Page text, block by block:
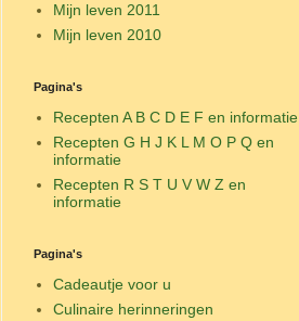
Mijn leven 2011
Mijn leven 2010
Pagina's
Recepten A B C D E F en informatie
Recepten G H J K L M O P Q en
informatie
Recepten R S T U V W Z en
informatie
Pagina's
Cadeautje voor u
Culinaire herinneringen